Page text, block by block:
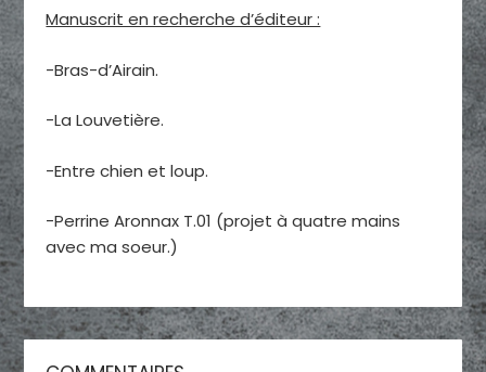
Manuscrit en recherche d’éditeur :
-Bras-d’Airain.
-La Louvetière.
-Entre chien et loup.
-Perrine Aronnax T.01 (projet à quatre mains
avec ma soeur.)